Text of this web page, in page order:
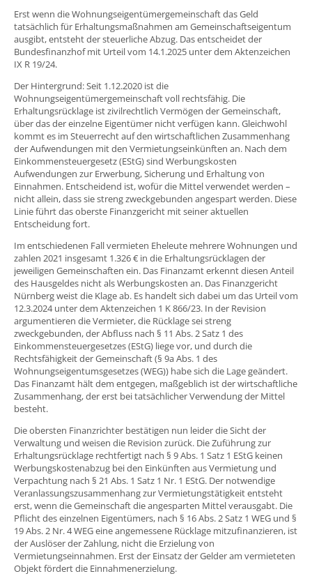
Erst wenn die Wohnungseigentümergemeinschaft das Geld
tatsächlich für Erhaltungsmaßnahmen am Gemeinschaftseigentum
ausgibt, entsteht der steuerliche Abzug. Das entscheidet der
Bundesfinanzhof mit Urteil vom 14.1.2025 unter dem Aktenzeichen
IX R 19/24.
Der Hintergrund: Seit 1.12.2020 ist die
Wohnungseigentümergemeinschaft voll rechtsfähig. Die
Erhaltungsrücklage ist zivilrechtlich Vermögen der Gemeinschaft,
über das der einzelne Eigentümer nicht verfügen kann. Gleichwohl
kommt es im Steuerrecht auf den wirtschaftlichen Zusammenhang
der Aufwendungen mit den Vermietungseinkünften an. Nach dem
Einkommensteuergesetz (EStG) sind Werbungskosten
Aufwendungen zur Erwerbung, Sicherung und Erhaltung von
Einnahmen. Entscheidend ist, wofür die Mittel verwendet werden –
nicht allein, dass sie streng zweckgebunden angespart werden. Diese
Linie führt das oberste Finanzgericht mit seiner aktuellen
Entscheidung fort.
Im entschiedenen Fall vermieten Eheleute mehrere Wohnungen und
zahlen 2021 insgesamt 1.326 € in die Erhaltungsrücklagen der
jeweiligen Gemeinschaften ein. Das Finanzamt erkennt diesen Anteil
des Hausgeldes nicht als Werbungskosten an. Das Finanzgericht
Nürnberg weist die Klage ab. Es handelt sich dabei um das Urteil vom
12.3.2024 unter dem Aktenzeichen 1 K 866/23. In der Revision
argumentieren die Vermieter, die Rücklage sei streng
zweckgebunden, der Abfluss nach § 11 Abs. 2 Satz 1 des
Einkommensteuergesetzes (EStG) liege vor, und durch die
Rechtsfähigkeit der Gemeinschaft (§ 9a Abs. 1 des
Wohnungseigentumsgesetzes (WEG)) habe sich die Lage geändert.
Das Finanzamt hält dem entgegen, maßgeblich ist der wirtschaftliche
Zusammenhang, der erst bei tatsächlicher Verwendung der Mittel
besteht.
Die obersten Finanzrichter bestätigen nun leider die Sicht der
Verwaltung und weisen die Revision zurück. Die Zuführung zur
Erhaltungsrücklage rechtfertigt nach § 9 Abs. 1 Satz 1 EStG keinen
Werbungskostenabzug bei den Einkünften aus Vermietung und
Verpachtung nach § 21 Abs. 1 Satz 1 Nr. 1 EStG. Der notwendige
Veranlassungszusammenhang zur Vermietungstätigkeit entsteht
erst, wenn die Gemeinschaft die angesparten Mittel verausgabt. Die
Pflicht des einzelnen Eigentümers, nach § 16 Abs. 2 Satz 1 WEG und §
19 Abs. 2 Nr. 4 WEG eine angemessene Rücklage mitzufinanzieren, ist
der Auslöser der Zahlung, nicht die Erzielung von
Vermietungseinnahmen. Erst der Einsatz der Gelder am vermieteten
Objekt fördert die Einnahmenerzielung.